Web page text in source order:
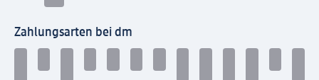
Zahlungsarten bei dm